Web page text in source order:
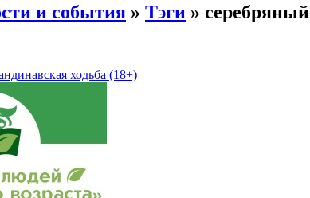
и события » Тэги »
ходьба (18+)